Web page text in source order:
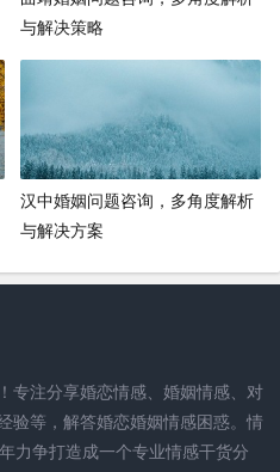
与解决策略
汉中婚姻问题咨询，多角度解析
与解决方案
专注分享婚恋情感、婚姻情感、对
验等，解答婚恋婚姻情感困惑。情
力争打造成一个专业情感干货分